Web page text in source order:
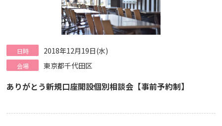
日時 2018年12月19日(水)
会場 東京都千代田区
ありがとう新規口座開設個別相談会【事前予約制】